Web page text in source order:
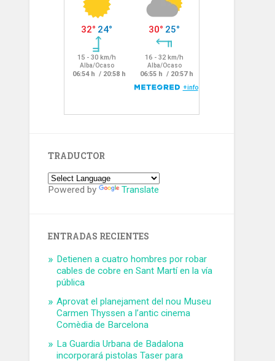
TRADUCTOR
Powered by Translate
ENTRADAS RECIENTES
Detienen a cuatro hombres por robar
cables de cobre en Sant Martí en la vía
pública
Aprovat el planejament del nou Museu
Carmen Thyssen a l’antic cinema
Comèdia de Barcelona
La Guardia Urbana de Badalona
incorporará pistolas Taser para